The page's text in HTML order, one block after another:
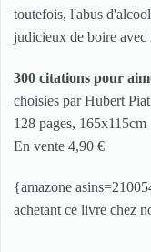
toutefois, l'abus
judicieux de boire avec
300 citations pour
choisies par Hubert Piat
128 pages, 165x115cm
En vente 4,90 €
{amazone
achetant ce livre chez